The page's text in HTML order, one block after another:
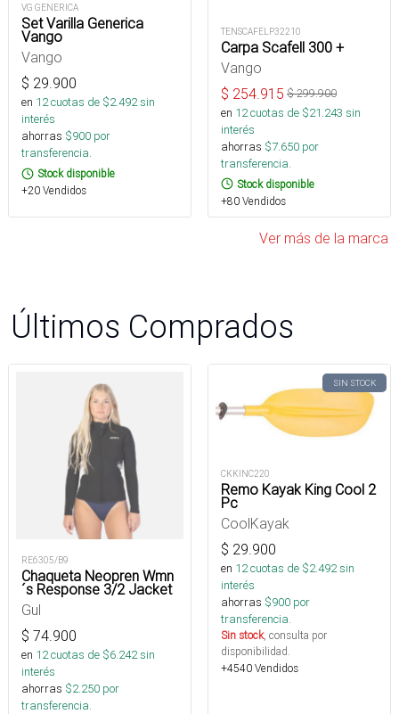
VG GENERICA
Set Varilla Generica
Vango
Vango
$ 29.900
en 12cuotas de $2.492sin
interés
ahorras $900 por
transferencia.
Stock disponible
+20 Vendidos
TENSCAFELP32210
Carpa Scafell 300 +
Vango
$ 254.915 $299.900
en 12cuotas de $21.243 sin
interés
ahorras $7.650 por
transferencia.
Stock disponible
+80 Vendidos
Ver más de la marca
Últimos Comprados
RE6305/B9
Chaqueta Neopren Wmn
´s Response 3/2 Jacket
Gul
$ 74.900
en 12cuotas de $6.242sin
interés
ahorras $2.250 por
transferencia.
SIN STOCK
CKKINC220
Remo Kayak King Cool 2
Pc
CoolKayak
$ 29.900
en 12cuotas de $2.492sin
interés
ahorras $900 por
transferencia.
Sin stock, consulta por
disponibilidad.
+4540 Vendidos